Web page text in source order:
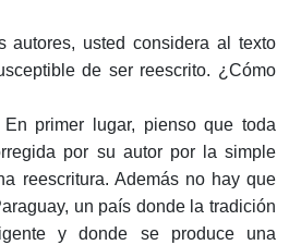
autores, usted considera al texto
de ser reescrito. ¿Cómo
primer lugar, pienso que toda
por su autor por la simple
reescritura. Además no hay que
un país donde la tradición
y donde se produce una